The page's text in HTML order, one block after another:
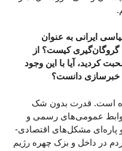
ایرانی به عنوان
گروگان‌گیری کیست؟ از
کردید، آیا با این وجود
خبرسازی دانست؟
است. قدرت بدون شک
عمومی‌های رسمی و
پاره‌ای مشکل‌های اقتصادی-
در داخل و بزک چهره رژیم